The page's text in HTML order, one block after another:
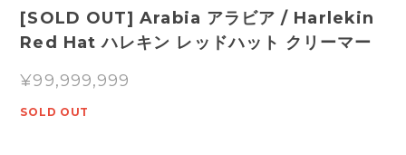
[SOLD OUT] Arabia アラビア / Harlekin
Red Hat ハレキン レッドハット クリーマー
¥99,999,999
SOLD OUT